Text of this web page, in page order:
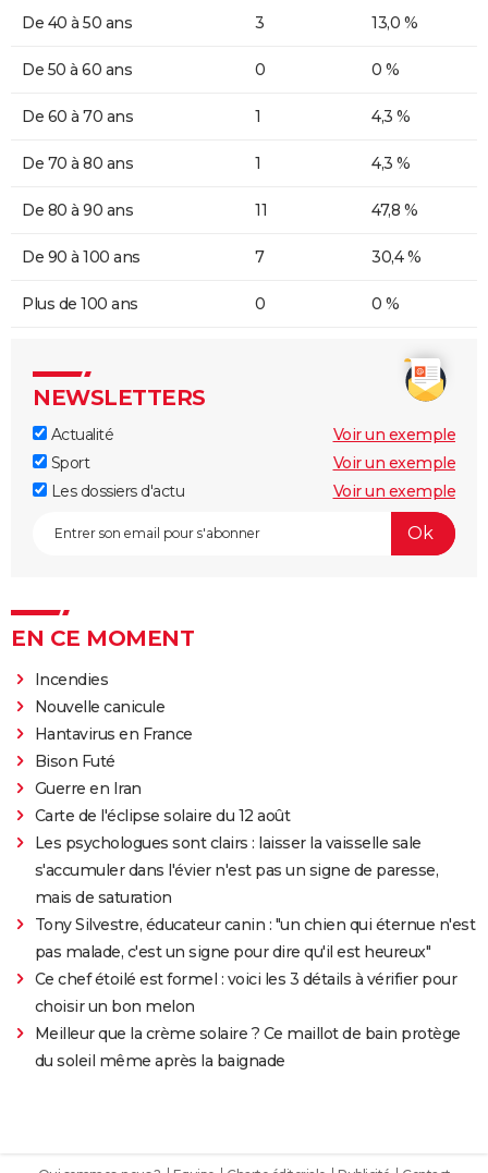
De 40 à 50 ans 3 13,0 %
De 50 à 60 ans 0 0 %
De 60 à 70 ans 1 4,3 %
De 70 à 80 ans 1 4,3 %
De 80 à 90 ans 11 47,8 %
De 90 à 100 ans 7 30,4 %
Plus de 100 ans 0 0 %
NEWSLETTERS
Actualité
Voir un exemple
Sport
Voir un exemple
Les dossiers d'actu
Voir un exemple
EN CE MOMENT
Incendies
Nouvelle canicule
Hantavirus en France
Bison Futé
Guerre en Iran
Carte de l'éclipse solaire du 12 août
Les psychologues sont clairs : laisser la vaisselle sale
s'accumuler dans l'évier n'est pas un signe de paresse,
mais de saturation
Tony Silvestre, éducateur canin : "un chien qui éternue n'est
pas malade, c'est un signe pour dire qu'il est heureux"
Ce chef étoilé est formel : voici les 3 détails à vérifier pour
choisir un bon melon
Meilleur que la crème solaire ? Ce maillot de bain protège
du soleil même après la baignade